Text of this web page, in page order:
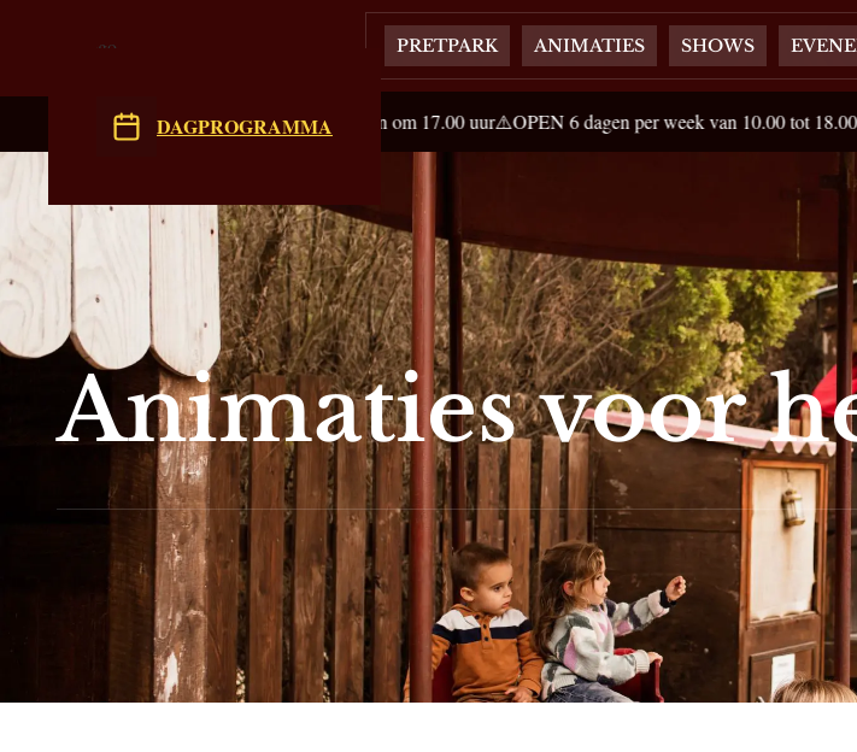
PRETPARK ANIMATIES SHOWS
op zaterdag, kassa's sluiten om 17.00 uur ⚠️OPEN 6 dagen per week van 10.00 tot 18.00 uur, gesloten
DAGPROGRAMMA
Animaties voor